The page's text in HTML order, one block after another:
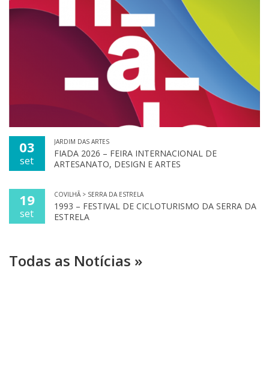
03
set
JARDIM DAS ARTES
FIADA 2026 – FEIRA INTERNACIONAL DE
ARTESANATO, DESIGN E ARTES
19
set
COVILHÃ > SERRA DA ESTRELA
1993 – FESTIVAL DE CICLOTURISMO DA SERRA DA
ESTRELA
Todas as Notícias »